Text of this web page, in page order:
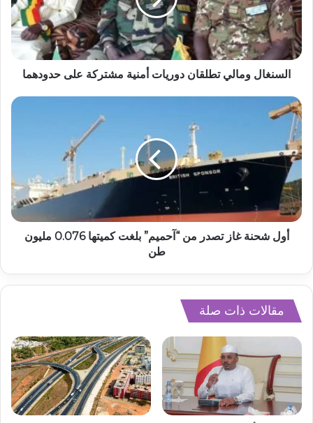
السنغال ومالي تطلقان دوريات أمنية مشتركة على حدودهما
أول شحنة غاز تصدر من “آحميم” بلغت كميتها 0.076 مليون
طن
مقالات ذات صلة